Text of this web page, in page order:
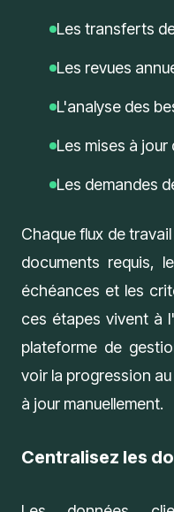
Les transferts
Les revues
L'analyse des
Les mises à
Les demandes
Chaque flux de
documents requis,
échéances et les
ces étapes vivent à
plateforme de
voir la progression
à jour manuellement.
Centralisez les